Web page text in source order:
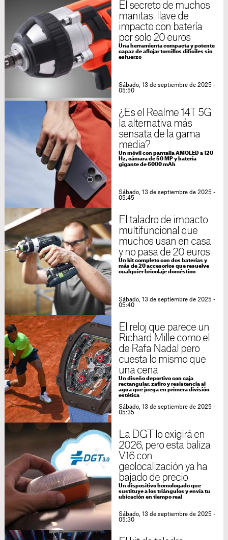
El secreto de muchos
manitas: llave de
impacto con batería
por solo 20 euros
Una herramienta compacta y potente
capaz de aflojar tornillos difíciles sin
esfuerzo
Sábado, 13 de septiembre de 2025 -
05:50
¿Es el Realme 14T 5G
la alternativa más
sensata de la gama
media?
Un móvil con pantalla AMOLED a 120
Hz, cámara de 50 MP y batería
gigante de 6000 mAh
Sábado, 13 de septiembre de 2025 -
05:45
El taladro de impacto
multifuncional que
muchos usan en casa
y no pasa de 20 euros
Un kit completo con dos baterías y
más de 20 accesorios que resuelve
cualquier bricolaje doméstico
Sábado, 13 de septiembre de 2025 -
05:40
El reloj que parece un
Richard Mille como el
de Rafa Nadal pero
cuesta lo mismo que
una cena
Un diseño deportivo con caja
rectangular, zafiro y resistencia al
agua que juega en primera división
estética
Sábado, 13 de septiembre de 2025 -
05:35
La DGT lo exigirá en
2026, pero esta baliza
V16 con
geolocalización ya ha
bajado de precio
Un dispositivo homologado que
sustituye a los triángulos y envía tu
ubicación en tiempo real
Sábado, 13 de septiembre de 2025 -
05:30